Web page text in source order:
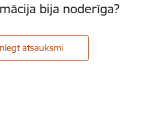
bija noderīga?
atsauksmi